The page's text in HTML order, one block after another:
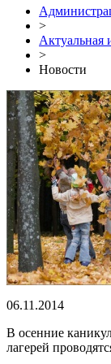
>
Актуальная
>
Новости
06.11.2014
В осенние
лагерей